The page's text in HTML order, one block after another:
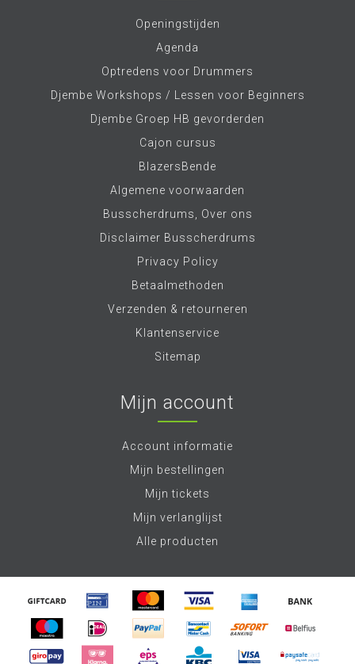
Openingstijden
Agenda
Optredens voor Drummers
Djembe Workshops / Lessen voor Beginners
Djembe Groep HB gevorderden
Cajon cursus
BlazersBende
Algemene voorwaarden
Busscherdrums, Over ons
Disclaimer Busscherdrums
Privacy Policy
Betaalmethoden
Verzenden & retourneren
Klantenservice
Sitemap
Mijn account
Account informatie
Mijn bestellingen
Mijn tickets
Mijn verlanglijst
Alle producten